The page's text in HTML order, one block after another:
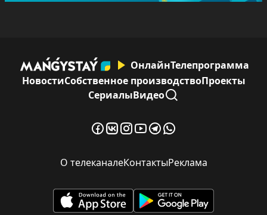
ОнлайнТелепрограмма
НовостиСобственное производствоПроекты
СериалыВидео
О телеканалеКонтактыРеклама